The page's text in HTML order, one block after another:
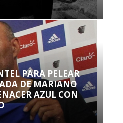
PARA PELEAR
DE MARIANO
AZUL CON